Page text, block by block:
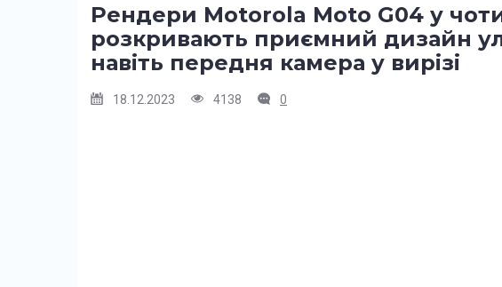
Рендери Motorola Moto G04 у
розкривають приємний дизайн
навіть передня камера у вирізі
18.12.2023 4138 0